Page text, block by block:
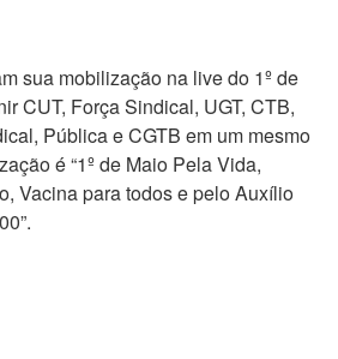
sua mobilização na live do 1º de
CUT, Força Sindical, UGT, CTB,
Pública e CGTB em um mesmo
é “1º de Maio Pela Vida,
Vacina para todos e pelo Auxílio